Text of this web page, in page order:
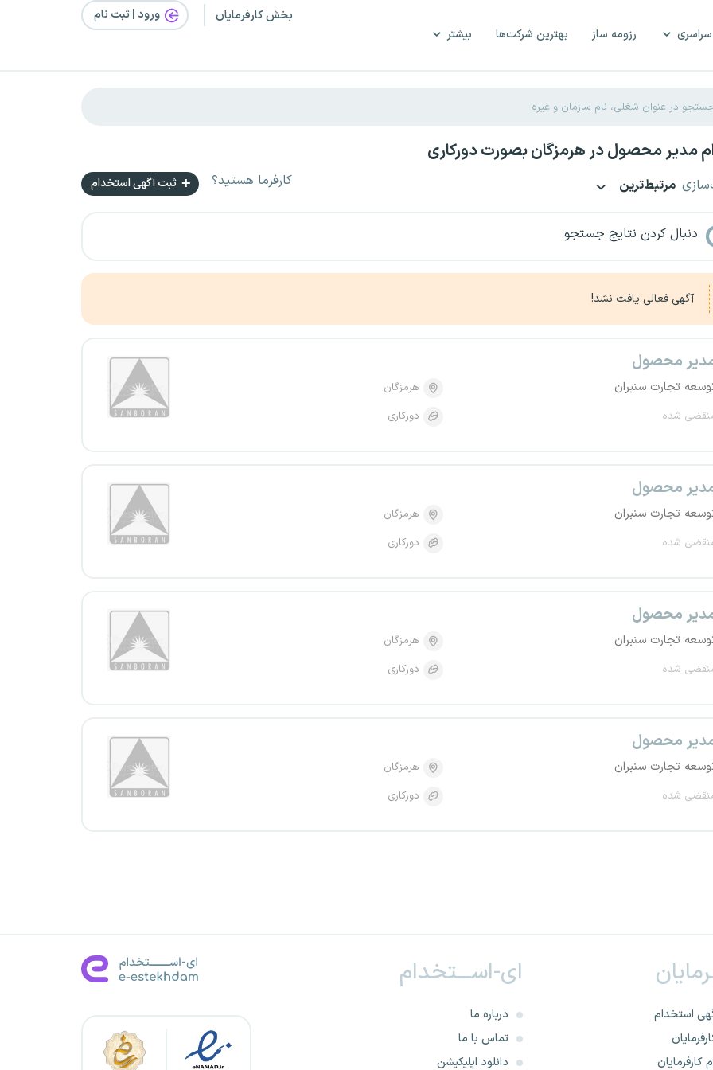
رزومه ساز بهترین شرکت‌ها بیشتر
بخش کارفرمایان ورود | ثبت‌ نام
مدیر محصول در هرمزگان بصورت دورکاری
مرتبط‌ترین کارفرما هستید؟ ثبت آگهی استخدام
دنبال کردن نتایج جستجو
آگهی فعالی یافت نشد!
محصول
تجارت سنبران
شده
هرمزگان
دورکاری
محصول
تجارت سنبران
شده
هرمزگان
دورکاری
محصول
تجارت سنبران
شده
هرمزگان
دورکاری
محصول
تجارت سنبران
شده
هرمزگان
دورکاری
استخدام
کارفرمایان
ای-اســـتخدام
درباره ما
تماس با ما
دانلود اپلیکیشن